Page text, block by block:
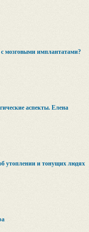
мозговыми имплантатами?
аспекты. Елена
утоплении и тонущих людях